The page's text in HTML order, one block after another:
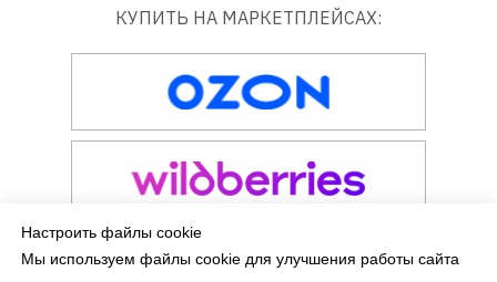
КУПИТЬ НА МАРКЕТПЛЕЙСАХ:
Настроить файлы cookie
Мы используем файлы cookie для улучшения работы сайта